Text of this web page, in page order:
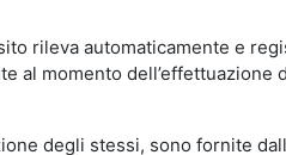
rileva automaticamente e
al momento dell’effettuazione
degli stessi, sono fornite